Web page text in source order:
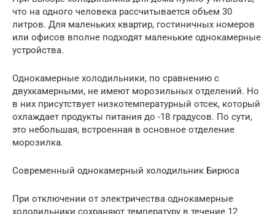
что на одного человека рассчитывается объем 30
литров. Для маленьких квартир, гостиничных номеров
или офисов вполне подходят маленькие однокамерные
устройства.
Однокамерные холодильники, по сравнению с
двухкамерными, не имеют морозильных отделений. Но
в них присутствует низкотемпературный отсек, который
охлаждает продукты питания до -18 градусов. По сути,
это небольшая, встроенная в основное отделение
морозилка.
Современный однокамерный холодильник Бирюса
При отключении от электричества однокамерные
холодильники сохраняют температуру в течение 12